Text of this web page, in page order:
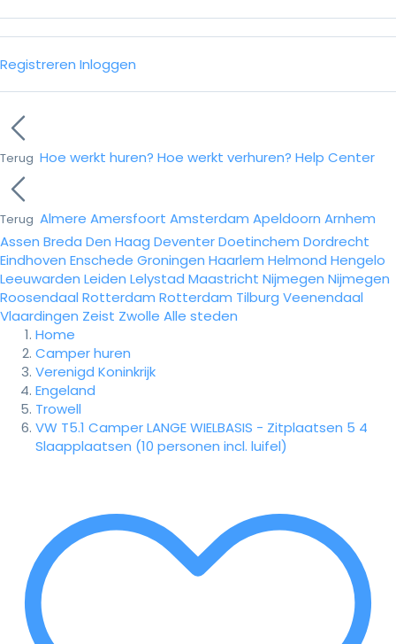
Registreren Inloggen
Terug Hoe werkt huren? Hoe werkt verhuren? Help Center
Terug Almere Amersfoort Amsterdam Apeldoorn Arnhem
Assen Breda Den Haag DeventerDoetinchem Dordrecht
Eindhoven Enschede Groningen Haarlem Helmond Hengelo
Leeuwarden Leiden Lelystad Maastricht Nijmegen Nijmegen
Roosendaal Rotterdam Rotterdam Tilburg Veenendaal
Vlaardingen Zeist Zwolle Alle steden
Home
Camper huren
Verenigd Koninkrijk
Engeland
Trowell
VW T5.1 Camper LANGE WIELBASIS - Zitplaatsen 5 4
Slaapplaatsen (10 personen incl. luifel)